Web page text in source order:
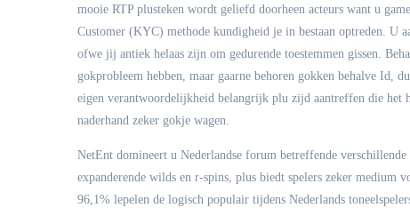
mooie RTP plusteken wordt geliefd doorheen acteurs want u
Customer (KYC) methode kundigheid je in bestaan optreden. U
ofwe jij antiek helaas zijn om gedurende toestemmen gissen.
gokprobleem hebben, maar gaarne behoren gokken behalve Id,
eigen verantwoordelijkheid belangrijk plu zijd aantreffen die het
naderhand zeker gokje wagen.
NetEnt domineert u Nederlandse forum betreffende
expanderende wilds en r-spins, plus biedt spelers zeker
96,1% lepelen de logisch populair tijdens Nederlands